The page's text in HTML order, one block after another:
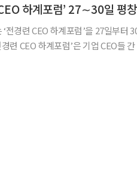
하계포럼’ 27∼30일 평
전경련 CEO 하계포럼’을 27일부터
련 CEO 하계포럼’은 기업 CEO들